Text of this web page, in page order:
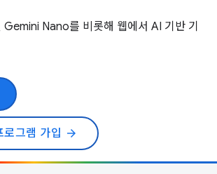
Nano를 비롯해 웹에서 AI 기반 기
로그램 가입 arrow_forward